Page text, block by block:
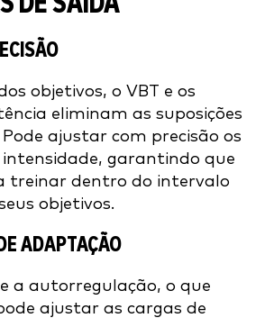
objetivos, o VBT e os
eliminam as suposições
ajustar com precisão os
intensidade, garantindo que
treinar dentro do intervalo
objetivos.
ADAPTAÇÃO
a autorregulação, o que
ajustar as cargas de